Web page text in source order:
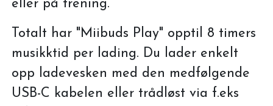
eller på trening.
Totalt har "Miibuds Play" opptil 8 timers
musikktid per lading. Du lader enkelt
opp ladevesken med den medfølgende
USB-C kabelen eller trådløst via f.eks